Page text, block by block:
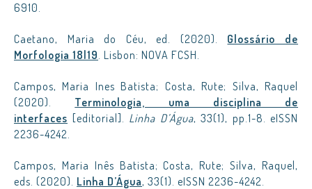
6910.
Caetano, Maria do Céu, ed. (2020). Glossário de
Morfologia 18|19. Lisbon: NOVA FCSH.
Campos, Maria Ines Batista; Costa, Rute; Silva, Raquel
(2020). Terminologia, uma disciplina de
interfaces [editorial]. Linha D’Água, 33(1), pp.1-8. eISSN
2236-4242.
Campos, Maria Inês Batista; Costa, Rute; Silva, Raquel,
eds. (2020). Linha D’Água, 33(1). eISSN 2236-4242.